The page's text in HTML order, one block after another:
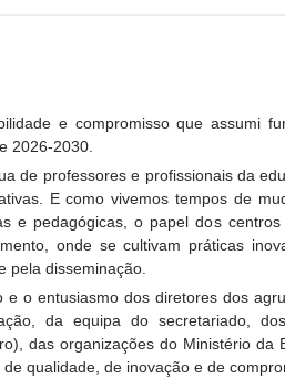
e compromisso que assumi
2026-2030.
de professores e profissionais da
E como vivemos tempos de
e pedagógicas, o papel dos
onde se cultivam práticas
pela disseminação.
o entusiasmo dos diretores dos
da equipa do secretariado,
das organizações do Ministério
qualidade, de inovação e de